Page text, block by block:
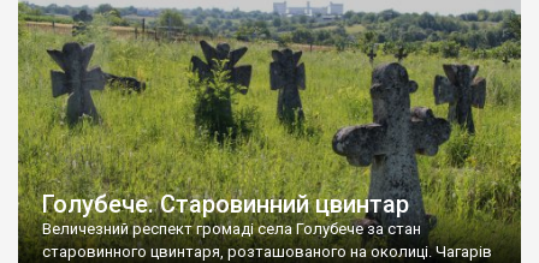
Голубече. Старовинний цвинтар
Величезний респект громаді села Голубече за стан
старовинного цвинтаря, розташованого на околиці. Чагарів